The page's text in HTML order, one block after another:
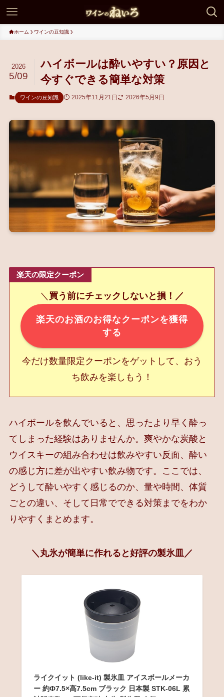
ホーム ワインの豆知識
ハイボールは酔いやすい？原因と
今すぐできる簡単な対策
2026
5/09
ワインの豆知識 2025年11月21日 2026年5月9日
楽天の限定クーポン
＼ 買う前にチェックしないと損！／
楽天のお酒のお得なクーポンを獲得
する
今だけ数量限定クーポンをゲットして、おう
ち飲みを楽しもう！
ハイボールを飲んでいると、思ったより早く酔っ
てしまった経験はありませんか。爽やかな炭酸と
ウイスキーの組み合わせは飲みやすい反面、酔い
の感じ方に差が出やすい飲み物です。ここでは、
どうして酔いやすく感じるのか、量や時間、体質
ごとの違い、そして日常でできる対策までをわか
りやすくまとめます。
＼丸氷が簡単に作れると好評の製氷皿／
ライクイット (like-it) 製氷皿 アイスボールメーカ
ー 約Ф7.5×高7.5cm ブラック 日本製 STK-06L 累